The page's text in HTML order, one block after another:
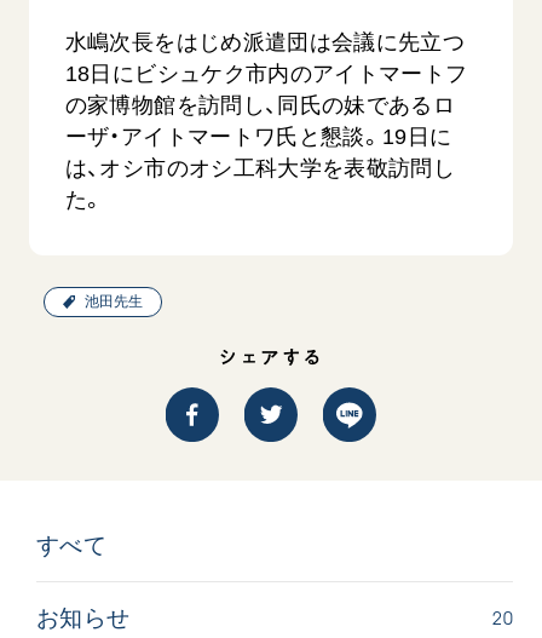
水嶋次長をはじめ派遣団は会議に先立つ
18日にビシュケク市内のアイトマートフ
の家博物館を訪問し、同氏の妹であるロ
ーザ・アイトマートワ氏と懇談。19日に
は、オシ市のオシ工科大学を表敬訪問し
た。
池田先生
シェアする
すべて
お知らせ 20